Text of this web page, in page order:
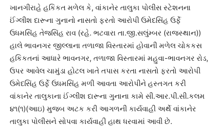
ખાનગીરાહે હકિકત મળેલ કે, વાંકાનેર તાલુકા પોલીસ સ્ટેશનના
ઈંગ્લીશ દારૂના ગુનાનો નાસતો ફરતો આરોપી ઉમેદસિંહ ઉર્ફે
ઉધમસિંહ તેજસિંહ રાવ (રહે. ભટવારા તા.જી.સલુંમ્બર (રાજસ્થાન))
હાલે ભાવનગર જીલ્લાના તળાજા વિસ્તારમાં હોવાની મળેલ ચોકકસ
હકિકતનાં આધારે ભાવનગર, તળાજા વિસ્તારમાં મહુવા-ભાવનગર રોડ,
ઉપર આવેલ ચામુંડા હોટલ ખાતે તપાસ કરતા નાસતો ફરતો આરોપી
ઉમેદસિંહ ઉર્ફે ઉધમસિંહ મળી આવતા આરોપીને હસ્તગત કરી
વાંકાનેર તાલુકાના ઈંગ્લીશ દારૂના ગુનાના કામે સી.આર.પી.સી.કલમ
૪૧(૧)(આઇ) મુજબ અટક કરી આગળની કાર્યવાહી અર્થે વાંકાનેર
તાલુકા પોલીસને સોપવા કાર્યવાહી હાથ ધરવામાં આવી છે.